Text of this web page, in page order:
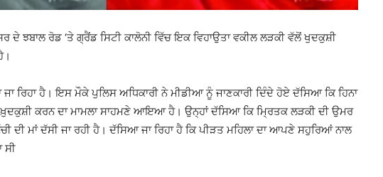
ਦੇ ਝਬਾਲ ਰੋਡ ‘ਤੇ ਗ੍ਰੈਂਡ ਸਿਟੀ ਕਾਲੋਨੀ ਵਿੱਚ ਇਕ ਵਿਹਾਉਤਾ ਵਕੀਲ ਲੜਕੀ ਵੱਲੋਂ ਖੁਦਕੁਸ਼ੀ
ਰਿਹਾ ਹੈ। ਇਸ ਮੌਕੇ ਪੁਲਿਸ ਅਧਿਕਾਰੀ ਨੇ ਮੀਡੀਆ ਨੂੰ ਜਾਣਕਾਰੀ ਦਿੰਦੇ ਹੋਏ ਦੱਸਿਆ ਕਿ ਹਿਨਾ
ਖ਼ੁਦਕੁਸ਼ੀ ਕਰਨ ਦਾ ਮਾਮਲਾ ਸਾਹਮਣੇ ਆਇਆ ਹੈ। ਉਨ੍ਹਾਂ ਦੱਸਿਆ ਕਿ ਮ੍ਰਿਤਕ ਲੜਕੀ ਦੀ ਉਮਰ
ਦੀ ਮਾਂ ਦੱਸੀ ਜਾ ਰਹੀ ਹੈ। ਦੱਸਿਆ ਜਾ ਰਿਹਾ ਹੈ ਕਿ ਪੀੜਤ ਮਹਿਲਾ ਦਾ ਆਪਣੇ ਸਹੁਰਿਆਂ ਨਾਲ
ਸੀ